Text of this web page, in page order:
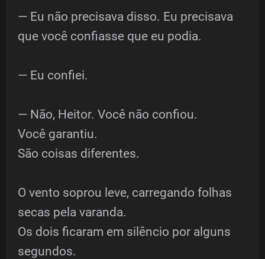
— Eu não precisava disso. Eu precisava
que você confiasse que eu podia.
— Eu confiei.
— Não, Heitor. Você não confiou.
Você garantiu.
São coisas diferentes.
O vento soprou leve, carregando folhas
secas pela varanda.
Os dois ficaram em silêncio por alguns
segundos.